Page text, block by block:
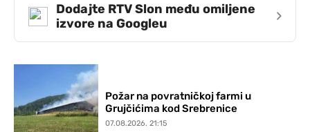
Dodajte RTV Slon među omiljene
izvore na Googleu
›
Požar na povratničkoj farmi u
Grujčićima kod Srebrenice
07.08.2026. 21:15